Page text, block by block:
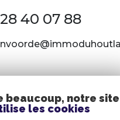
40 07 88
Nous suivre
beaucoup, notre site
les cookies